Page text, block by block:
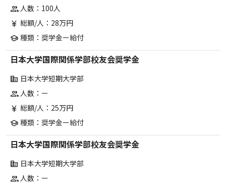
group人数：100人
currency_yen 総額/人：28万円
school 種類：奨学金ー給付
日本大学国際関係学部校友会奨学金
corporate_fare 日本大学短期大学部
group人数：ー
currency_yen 総額/人：25万円
school 種類：奨学金ー給付
日本大学国際関係学部校友会奨学金
corporate_fare 日本大学短期大学部
group人数：ー